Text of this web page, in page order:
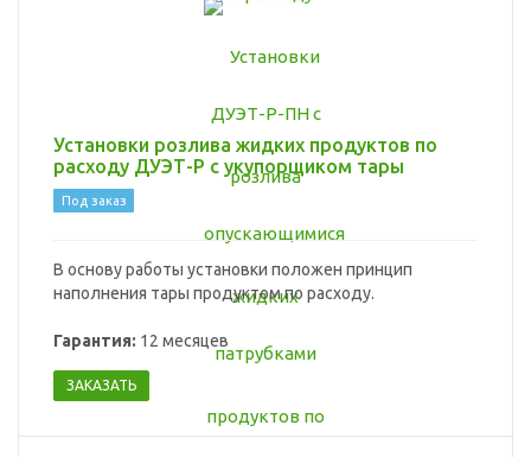
Установки розлива жидких продуктов по
расходу ДУЭТ-Р с укупорщиком тары
Под заказ
В основу работы установки положен принцип
наполнения тары продуктом по расходу.
Гарантия: 12 месяцев
ЗАКАЗАТЬ